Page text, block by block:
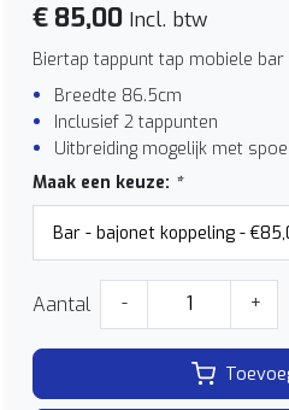
€ 85,00 Incl. btw
Biertap tappunt tap mobiele bar
Breedte 86.5cm
Inclusief 2 tappunten
Uitbreiding mogelijk met
Maak een keuze: *
Aantal - +